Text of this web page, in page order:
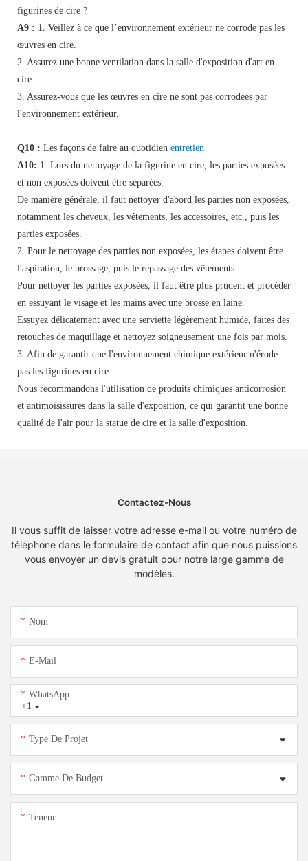
figurines de cire ?
A9 : 1. Veillez à ce que l’environnement extérieur ne corrode pas les
œuvres en cire.
2. Assurez une bonne ventilation dans la salle d'exposition d'art en
cire
3. Assurez-vous que les œuvres en cire ne sont pas corrodées par
l'environnement extérieur.
Q10 : Les façons de faire au quotidien entretien
A10: 1. Lors du nettoyage de la figurine en cire, les parties exposées
et non exposées doivent être séparées.
De manière générale, il faut nettoyer d'abord les parties non exposées,
notamment les cheveux, les vêtements, les accessoires, etc., puis les
parties exposées.
2. Pour le nettoyage des parties non exposées, les étapes doivent être
l'aspiration, le brossage, puis le repassage des vêtements.
Pour nettoyer les parties exposées, il faut être plus prudent et procéder
en essuyant le visage et les mains avec une brosse en laine.
Essuyez délicatement avec une serviette légèrement humide, faites des
retouches de maquillage et nettoyez soigneusement une fois par mois.
3. Afin de garantir que l'environnement chimique extérieur n'érode
pas les figurines en cire.
Nous recommandons l'utilisation de produits chimiques anticorrosion
et antimoisissures dans la salle d'exposition, ce qui garantit une bonne
qualité de l'air pour la statue de cire et la salle d'exposition.
Contactez-Nous
Il vous suffit de laisser votre adresse e-mail ou votre numéro de
téléphone dans le formulaire de contact afin que nous puissions
vous envoyer un devis gratuit pour notre large gamme de
modèles.
Nom
E-Mail
+1
WhatsApp
Type De Projet
Gamme De Budget
Teneur